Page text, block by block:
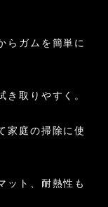
らガムを簡単に
き取りやすく。
家庭の掃除に使
ット、耐熱性も